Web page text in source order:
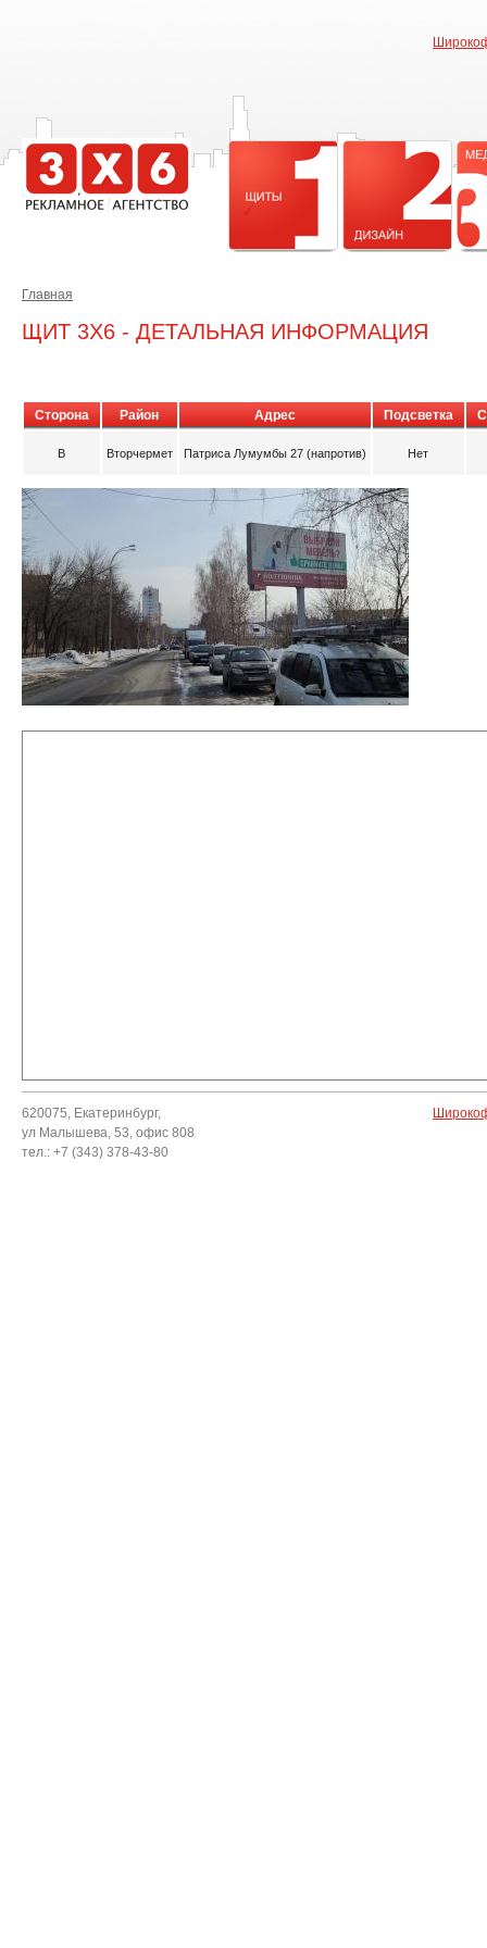
Главная
ЩИТ 3X6 - ДЕТАЛЬНАЯ ИНФОРМАЦИЯ
Сторона Район Адрес Подсветка
B Вторчермет Патриса Лумумбы 27 (напротив) Нет
620075, Екатеринбург,
ул Малышева, 53, офис 808
тел.: +7 (343) 378-43-80